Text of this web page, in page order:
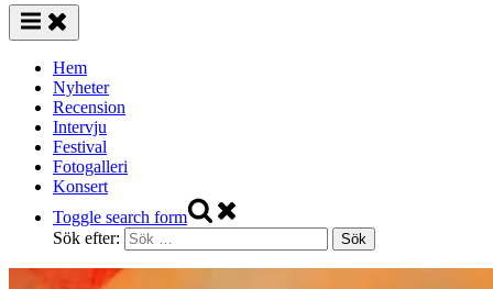
Hem
Nyheter
Recension
Intervju
Festival
Fotogalleri
Konsert
Toggle search form
Sök efter: